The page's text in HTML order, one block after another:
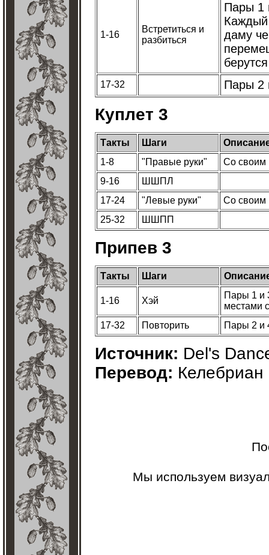
1-16
Встретиться и
разбиться
Пары 1
Каждый
даму
17-32 Пары 2
Куплет 3
Такты Шаги
1-8
"Правые руки"
Со своим
9-16
ШШПЛ
17-24
"Левые руки"
Со своим
25-32
ШШПП
Припев 3
Такты Шаги
1-16 Хэй
Пары 1 и
местами
17-32
Повторить Пары 2 и
Источник: Del's
Перевод: Келебриан
Мы используем